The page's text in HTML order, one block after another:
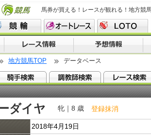
馬券が買える！レースが観れる！地方競
地方競馬TOP データベース
ダイヤ 牝｜8 歳 登録抹消
2018年4月19日